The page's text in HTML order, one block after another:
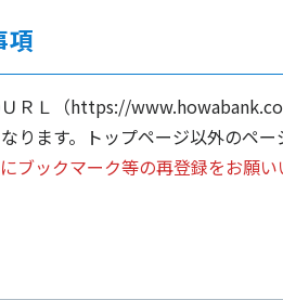
項
ＲＬ（https://
ります。トップページ以外のペ
ブックマーク等の再登録をお願い